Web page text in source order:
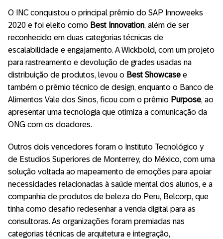
O INC conquistou o principal prêmio do SAP Innoweeks
2020 e foi eleito como Best Innovation, além de ser
reconhecido em duas categorias técnicas de
escalabilidade e engajamento. A Wickbold, com um projeto
para rastreamento e devolução de grades usadas na
distribuição de produtos, levou o Best Showcase e
também o prêmio técnico de design, enquanto o Banco de
Alimentos Vale dos Sinos, ficou com o prêmio Purpose, ao
apresentar uma tecnologia que otimiza a comunicação da
ONG com os doadores.
Outros dois vencedores foram o Instituto Tecnológico y
de Estudios Superiores de Monterrey, do México, com uma
solução voltada ao mapeamento de emoções para apoiar
necessidades relacionadas à saúde mental dos alunos, e a
companhia de produtos de beleza do Peru, Belcorp, que
tinha como desafio redesenhar a venda digital para as
consultoras. As organizações foram premiadas nas
categorias técnicas de arquitetura e integração,